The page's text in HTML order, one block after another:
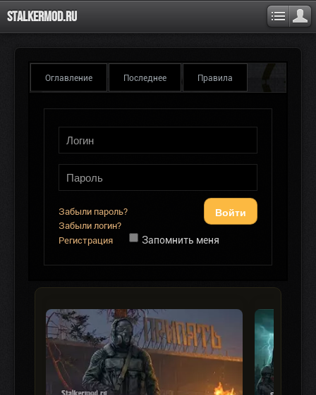
Stalkermod.ru
Оглавление Последнее Правила
Войти
Забыли пароль?
Забыли логин?
Регистрация
Запомнить меня